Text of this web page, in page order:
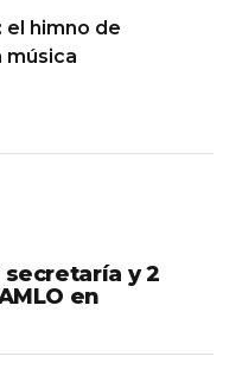
el himno de
música
y 2
en